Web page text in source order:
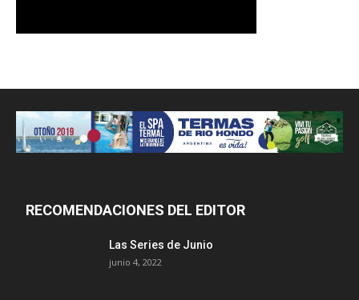
RECOMENDACIONES DEL EDITOR
Las Series de Junio
junio 4, 2022